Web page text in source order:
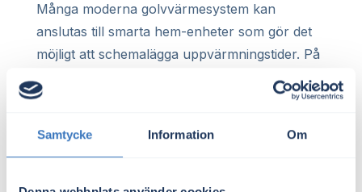
Samtycke Information Om
Många moderna golvvärmesystem kan
anslutas till smarta hem-enheter som gör det
möjligt att schemalägga uppvärmningstider. På
så sätt kan du undvika att värmen är på när
den inte behövs och bara värma upp rummet
eller kvällen.